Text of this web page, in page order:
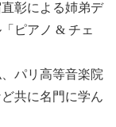
彰による姉弟デ
ピアノ & チェ
パリ高等音楽院
共に名門に学ん